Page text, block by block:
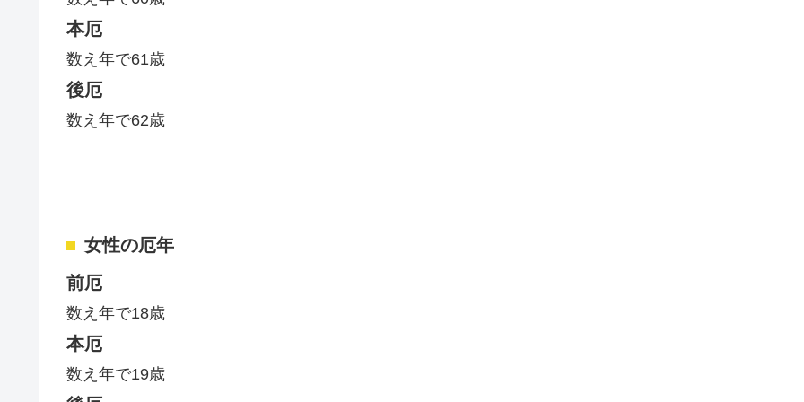
本厄
数え年で61歳
後厄
数え年で62歳
女性の厄年
前厄
数え年で18歳
本厄
数え年で19歳